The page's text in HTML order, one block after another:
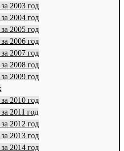
2003 год
2004 год
2005 год
2006 год
2007 год
2008 год
2009 год
2010 год
2011 год
2012 год
2013 год
2014 год